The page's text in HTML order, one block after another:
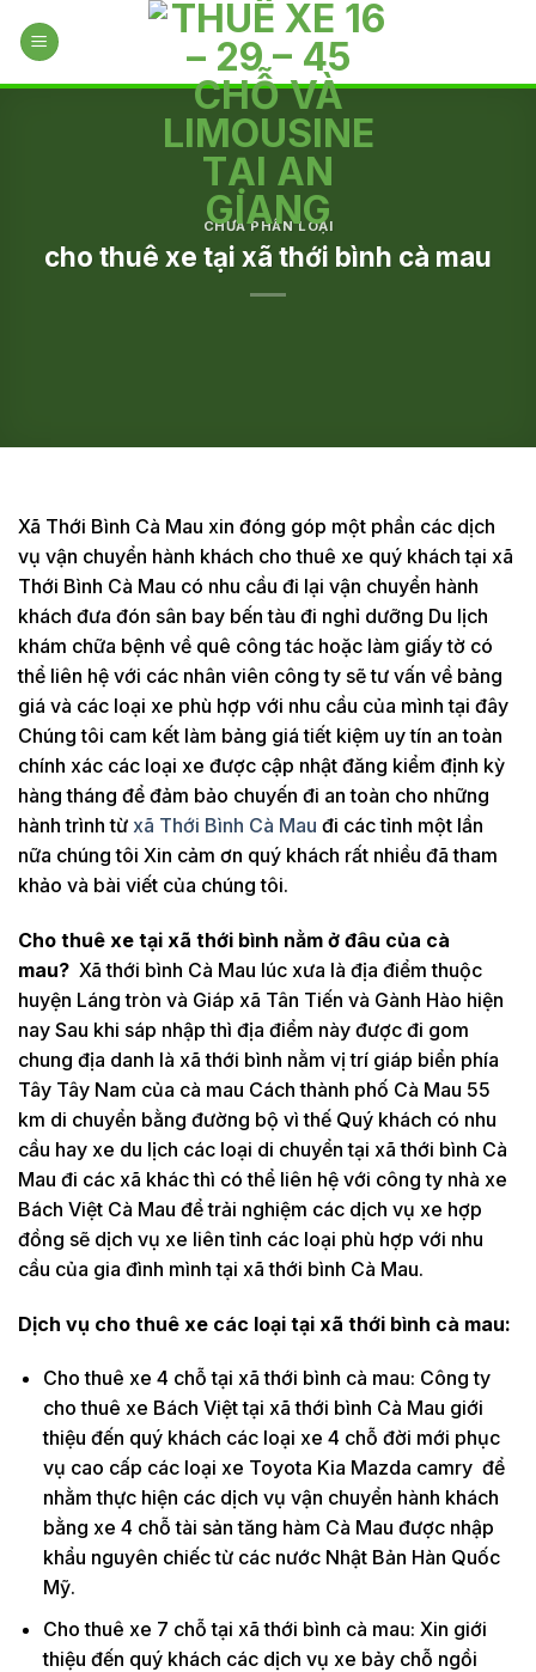
CHƯA PHÂN LOẠI
cho thuê xe tại xã thới bình cà mau
Xã Thới Bình Cà Mau xin đóng góp một phần các dịch
vụ vận chuyển hành khách cho thuê xe quý khách tại xã
Thới Bình Cà Mau có nhu cầu đi lại vận chuyển hành
khách đưa đón sân bay bến tàu đi nghỉ dưỡng Du lịch
khám chữa bệnh về quê công tác hoặc làm giấy tờ có
thể liên hệ với các nhân viên công ty sẽ tư vấn về bảng
giá và các loại xe phù hợp với nhu cầu của mình tại đây
Chúng tôi cam kết làm bảng giá tiết kiệm uy tín an toàn
chính xác các loại xe được cập nhật đăng kiểm định kỳ
hàng tháng để đảm bảo chuyến đi an toàn cho những
hành trình từ xã Thới Bình Cà Mau đi các tỉnh một lần
nữa chúng tôi Xin cảm ơn quý khách rất nhiều đã tham
khảo và bài viết của chúng tôi.
Cho thuê xe tại xã thới bình nằm ở đâu của cà
mau? Xã thới bình Cà Mau lúc xưa là địa điểm thuộc
huyện Láng tròn và Giáp xã Tân Tiến và Gành Hào hiện
nay Sau khi sáp nhập thì địa điểm này được đi gom
chung địa danh là xã thới bình nằm vị trí giáp biển phía
Tây Tây Nam của cà mau Cách thành phố Cà Mau 55
km di chuyển bằng đường bộ vì thế Quý khách có nhu
cầu hay xe du lịch các loại di chuyển tại xã thới bình Cà
Mau đi các xã khác thì có thể liên hệ với công ty nhà xe
Bách Việt Cà Mau để trải nghiệm các dịch vụ xe hợp
đồng sẽ dịch vụ xe liên tỉnh các loại phù hợp với nhu
cầu của gia đình mình tại xã thới bình Cà Mau.
Dịch vụ cho thuê xe các loại tại xã thới bình cà mau:
Cho thuê xe 4 chỗ tại xã thới bình cà mau: Công ty
cho thuê xe Bách Việt tại xã thới bình Cà Mau giới
thiệu đến quý khách các loại xe 4 chỗ đời mới phục
vụ cao cấp các loại xe Toyota Kia Mazda camry để
nhằm thực hiện các dịch vụ vận chuyển hành khách
bằng xe 4 chỗ tài sản tăng hàm Cà Mau được nhập
khẩu nguyên chiếc từ các nước Nhật Bản Hàn Quốc
Mỹ.
Cho thuê xe 7 chỗ tại xã thới bình cà mau: Xin giới
thiệu đến quý khách các dịch vụ xe bảy chỗ ngồi